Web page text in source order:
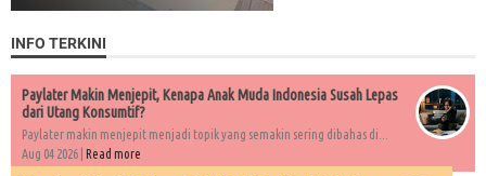
INFO TERKINI
Paylater Makin Menjepit, Kenapa Anak Muda Indonesia Susah Lepas
dari Utang Konsumtif?
Paylater makin menjepit menjadi topik yang semakin sering dibahas di...
Aug 04 2026 | Read more